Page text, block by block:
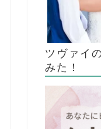
ツヴァイ
みた！